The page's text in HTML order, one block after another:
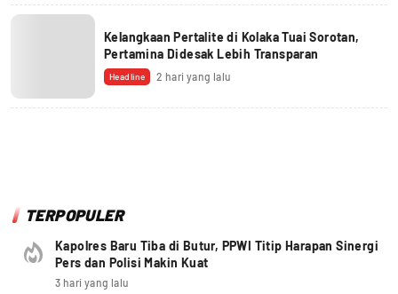
Kelangkaan Pertalite di Kolaka Tuai Sorotan,
Pertamina Didesak Lebih Transparan
Headline 2 hari yang lalu
TERPOPULER
Kapolres Baru Tiba di Butur, PPWI Titip Harapan Sinergi
Pers dan Polisi Makin Kuat
3 hari yang lalu